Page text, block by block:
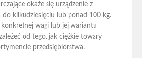
okaże się urządzenie z
do kilkudziesięciu lub ponad 100 kg.
wagi lub jej wariantu
od tego, jak ciężkie towary
przedsiębiorstwa.